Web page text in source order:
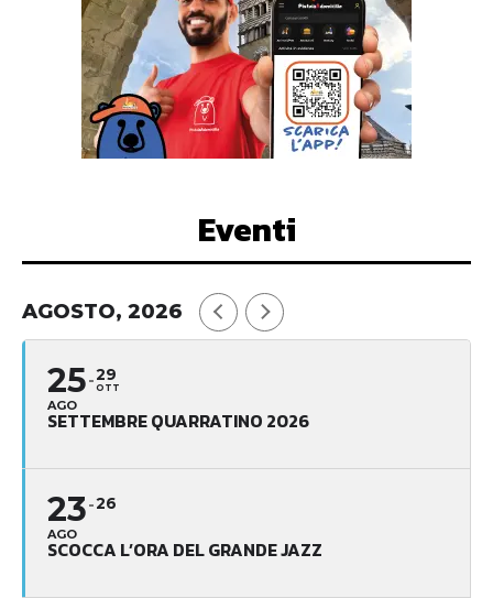
Eventi
AGOSTO, 2026
25
AGO
29
OTT
SETTEMBRE QUARRATINO 2026
23
AGO
26
SCOCCA L’ORA DEL GRANDE JAZZ